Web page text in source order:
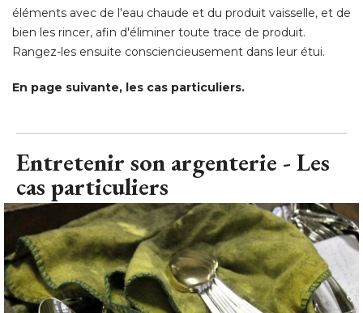
éléments avec de l'eau chaude et du produit vaisselle, et de
bien les rincer, afin d'éliminer toute trace de produit.
Rangez-les ensuite consciencieusement dans leur étui.
En page suivante, les cas particuliers.
Entretenir son argenterie - Les
cas particuliers